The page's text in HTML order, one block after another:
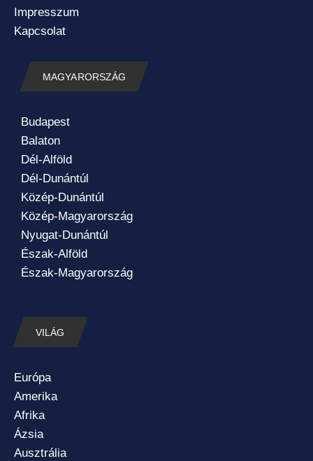
Impresszum
Kapcsolat
MAGYARORSZÁG
Budapest
Balaton
Dél-Alföld
Dél-Dunántúl
Közép-Dunántúl
Közép-Magyarország
Nyugat-Dunántúl
Észak-Alföld
Észak-Magyarország
VILÁG
Európa
Amerika
Afrika
Ázsia
Ausztrália